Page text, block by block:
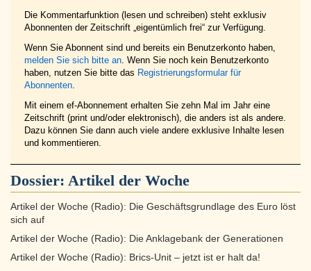
Die Kommentarfunktion (lesen und schreiben) steht exklusiv
Abonnenten der Zeitschrift „eigentümlich frei“ zur Verfügung.
Wenn Sie Abonnent sind und bereits ein Benutzerkonto haben,
melden Sie sich bitte an. Wenn Sie noch kein Benutzerkonto
haben, nutzen Sie bitte das Registrierungsformular für
Abonnenten.
Mit einem ef-Abonnement erhalten Sie zehn Mal im Jahr eine
Zeitschrift (print und/oder elektronisch), die anders ist als andere.
Dazu können Sie dann auch viele andere exklusive Inhalte lesen
und kommentieren.
Dossier: Artikel der Woche
Artikel der Woche (Radio): Die Geschäftsgrundlage des Euro löst
sich auf
Artikel der Woche (Radio): Die Anklagebank der Generationen
Artikel der Woche (Radio): Brics-Unit – jetzt ist er halt da!